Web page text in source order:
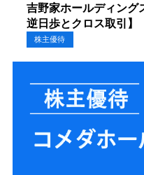
吉野家ホールディング
逆日歩とクロス取引】
株主優待